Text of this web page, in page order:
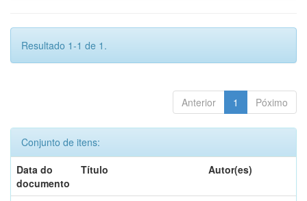
Resultado 1-1 de 1.
Anterior 1 Póximo
Conjunto de itens:
Data do
documento
Título Autor(es)